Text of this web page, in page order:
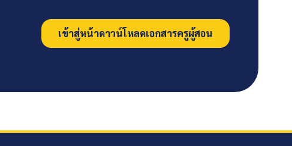
เข้าสู่หน้าดาวน์โหลดเอกสารครูผู้สอน